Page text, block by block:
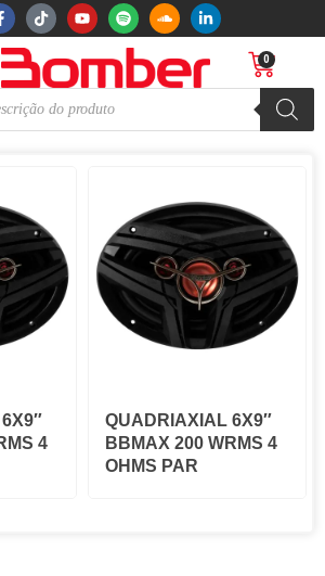
0
4
QUADRIAXIAL 6X9″
BBMAX 200 WRMS 4
OHMS PAR